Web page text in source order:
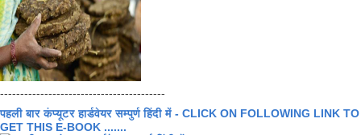
-----------------------------------------
पहली बार कंप्यूटर हार्डवेयर सम्पुर्ण हिंदी में - CLICK ON FOLLOWING LINK TO
GET THIS E-BOOK .......